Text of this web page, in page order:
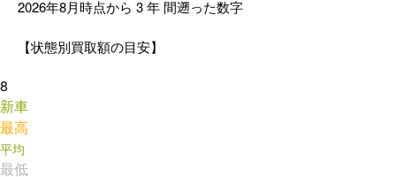
2026年8月時点から 3年 間遡った数字
【状態別買取額の目安】
8
新車
最高
平均
最低